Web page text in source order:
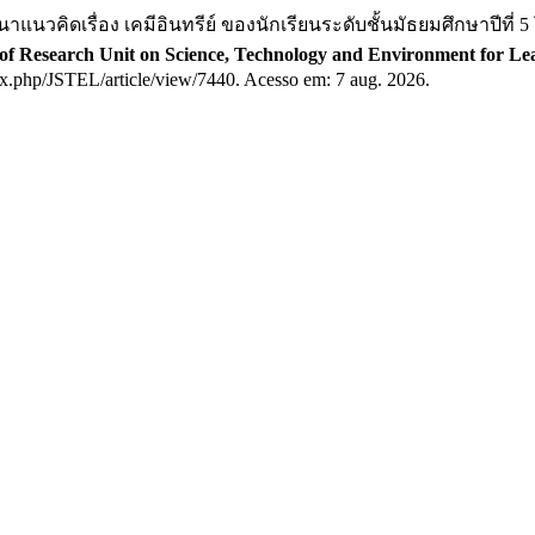
าแนวคิดเรื่อง เคมีอินทรีย์ ของนักเรียนระดับชั้นมัธยมศึกษาปีที่
Unit on Science, Technology and Environment for
JSTEL/article/view/7440. Acesso em: 7 aug. 2026.